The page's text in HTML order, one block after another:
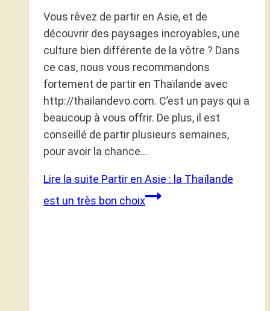
Vous rêvez de partir en Asie, et de
découvrir des paysages incroyables, une
culture bien différente de la vôtre ? Dans
ce cas, nous vous recommandons
fortement de partir en Thaïlande avec
http://thailandevo.com. C’est un pays qui a
beaucoup à vous offrir. De plus, il est
conseillé de partir plusieurs semaines,
pour avoir la chance…
Lire la suite Partir en Asie : la Thaïlande
est un très bon choix